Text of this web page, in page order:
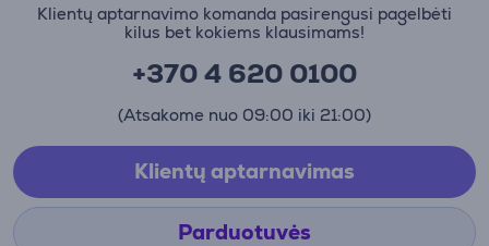
Klientų aptarnavimo komanda pasirengusi pagelbėti
kilus bet kokiems klausimams!
+370 4 620 0100
(Atsakome nuo 09:00 iki 21:00)
Klientų aptarnavimas
Parduotuvės